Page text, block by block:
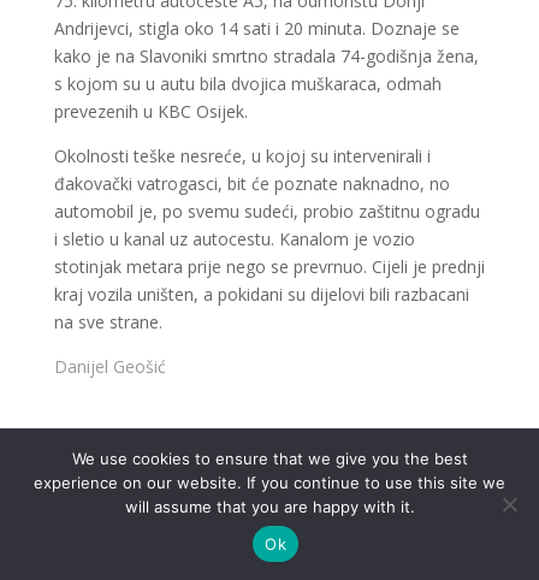
Andrijevci, stigla oko 14 sati i 20 minuta. Doznaje se
kako je na Slavoniki smrtno stradala 74-godišnja žena,
s kojom su u autu bila dvojica muškaraca, odmah
prevezenih u KBC Osijek.
Okolnosti teške nesreće, u kojoj su intervenirali i
đakovački vatrogasci, bit će poznate naknadno, no
automobil je, po svemu sudeći, probio zaštitnu ogradu
i sletio u kanal uz autocestu. Kanalom je vozio
stotinjak metara prije nego se prevrnuo. Cijeli je prednji
kraj vozila uništen, a pokidani su dijelovi bili razbacani
na sve strane.
Danijel Geošić
.
We use cookies to ensure that we give you the best
experience on our website. If you continue to use this site we
will assume that you are happy with it.
Ok